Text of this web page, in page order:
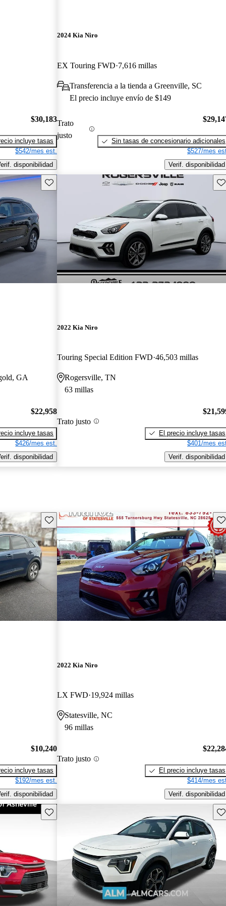
$30,183
incluye tasas
$542/mes est.
disponibilidad
2024 Kia Niro
EX Touring FWD 7,616 millas
Transferencia a la tienda a Greenville, SC
El precio incluye envío de $149
Trato
justo
Sin tasas de concesionario adicionales
$527/mes
Verif. disponibilidad
Guarda este Aviso
GA
$22,958
incluye tasas
$426/mes est.
disponibilidad
2022 Kia Niro
Touring Special Edition FWD 46,503 millas
Rogersville, TN
63 millas
Trato justo
El precio incluye tasas
$401/mes
Verif. disponibilidad
Guarda este Aviso
$10,240
incluye tasas
$192/mes est.
disponibilidad
2022 Kia Niro
LX FWD 19,924 millas
Statesville, NC
96 millas
Trato justo
El precio incluye tasas
$414/mes
Verif. disponibilidad
Guarda este Aviso